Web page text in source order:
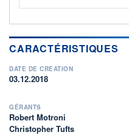
CARACTÉRISTIQUES
DATE DE CRÉATION
03.12.2018
GÉRANTS
Robert Motroni
Christopher Tufts